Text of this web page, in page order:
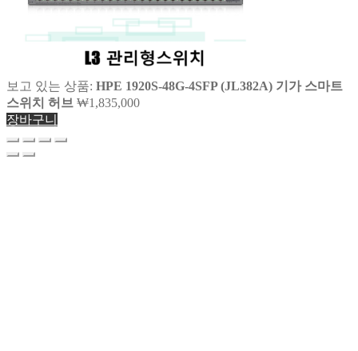
보고 있는 상품: HPE 1920S-48G-4SFP (JL382A) 기가 스마트
스위치 허브 ₩1,835,000
장바구니